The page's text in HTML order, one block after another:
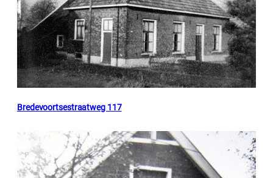
Bredevoortsestraatweg 117